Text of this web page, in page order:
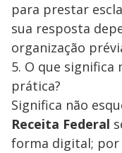
para prestar
sua resposta
organização
5. O que
prática?
Significa não
Receita Federal
forma digital; por